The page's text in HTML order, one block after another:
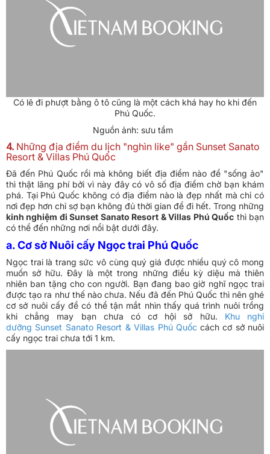
Có lẽ đi phượt bằng ô tô cũng là một cách khá hay ho khi đến
Phú Quốc.
Nguồn ảnh: sưu tầm
4. Những địa điểm du lịch "nghìn like" gần Sunset Sanato
Resort & Villas Phú Quốc
Đã đến Phú Quốc rồi mà không biết địa điểm nào để "sống ảo"
thì thật lãng phí bởi vì này đây có vô số địa điểm chờ bạn khám
phá. Tại Phú Quốc không có địa điểm nào là đẹp nhất mà chỉ có
nơi đẹp hơn chỉ sợ bạn không đủ thời gian để đi hết. Trong những
kinh nghiệm đi Sunset Sanato Resort & Villas Phú Quốc thì bạn
có thể đến những nơi nổi bật dưới đây.
a. Cơ sở Nuôi cấy Ngọc trai Phú Quốc
Ngọc trai là trang sức vô cùng quý giá được nhiều quý cô mong
muốn sở hữu. Đây là một trong những điều kỳ diệu mà thiên
nhiên ban tặng cho con người. Bạn đang bao giờ nghĩ ngọc trai
được tạo ra như thế nào chưa. Nếu đã đến Phú Quốc thì nên ghé
cơ sở nuôi cấy để có thể tận mắt nhìn thấy quá trình nuôi trồng
khi chẳng may bạn chưa có cơ hội sở hữu. Khu nghỉ
dưỡng Sunset Sanato Resort & Villas Phú Quốc cách cơ sở nuôi
cấy ngọc trai chưa tới 1 km.